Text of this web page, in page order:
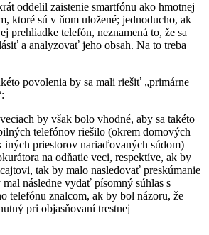
oddelil zaistenie smartfónu ako hmotnej
ktoré sú v ňom uložené; jednoducho, ak
prehliadke telefón, neznamená to, že sa
a analyzovať jeho obsah. Na to treba
povolenia by sa mali riešiť „primárne
by však bolo vhodné, aby sa takéto
telefónov riešilo (okrem domových
iných priestorov nariaďovaných súdom)
na odňatie veci, respektíve, ak by
tak by malo nasledovať preskúmanie
následne vydať písomný súhlas s
telefónu znalcom, ak by bol názoru, že
pri objasňovaní trestnej